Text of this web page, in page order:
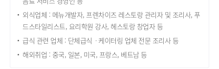
외식업체 : 메뉴개발자, 프렌차이즈 레스토랑 관리자 및 조리사, 푸
드스타일리스트, 요리학원 강사, 헤스토랑 창업자 등
급식 관련 업체 : 단체급식ㆍ케이터링 업체 전문 조리사 등
해외취업 : 중국, 일본, 미국, 프랑스, 베트남 등